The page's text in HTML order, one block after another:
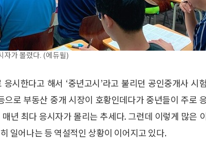
가 몰렸다. (에듀윌)
시한다고 해서 ‘중년고시’라고 불리던 공인중개사 시
로 부동산 중개 시장이 호황인데다가 중년들이 주로
년 최다 응시자가 몰리는 추세다. 그런데 이렇게 많은
일어나는 등 역설적인 상황이 이어지고 있다.